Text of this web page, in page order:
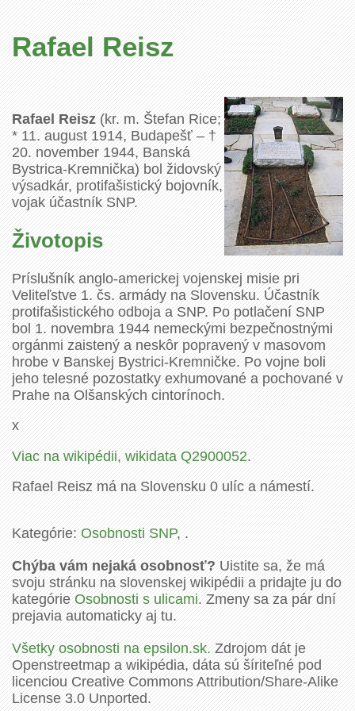
Rafael Reisz
Rafael Reisz(kr. m. Štefan Rice;
* 11. august 1914, Budapešť – †
20. november 1944, Banská
Bystrica-Kremnička) bol židovský
výsadkár, protifašistický bojovník,
vojak účastník SNP.
Životopis
Príslušník anglo-americkej vojenskej misie pri
Veliteľstve 1. čs. armády na Slovensku. Účastník
protifašistického odboja a SNP. Po potlačení SNP
bol 1. novembra 1944 nemeckými bezpečnostnými
orgánmi zaistený a neskôr popravený v masovom
hrobe v Banskej Bystrici-Kremničke. Po vojne boli
jeho telesné pozostatky exhumované a pochované v
Prahe na Olšanských cintorínoch.
x
Viac na wikipédii,wikidata Q2900052.
Rafael Reisz má na Slovensku 0 ulíc a námestí.
Kategórie:Osobnosti SNP, .
Chýba vám nejaká osobnosť?Uistite sa, že má
svoju stránku na slovenskej wikipédii a pridajte ju do
kategórieOsobnosti s ulicami. Zmeny sa za pár dní
prejavia automaticky aj tu.
Všetky osobnosti na epsilon.sk.Zdrojom dát je
Openstreetmap a wikipédia, dáta sú šíriteľné pod
licenciou Creative Commons Attribution/Share-Alike
License 3.0 Unported.